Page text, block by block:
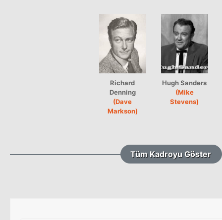
Richard
Denning
(Dave
Markson)
Hugh Sanders
(Mike
Stevens)
Tüm Kadroyu Göster